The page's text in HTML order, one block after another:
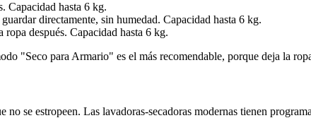
Capacidad hasta 6 kg.
directamente, sin humedad. Capacidad hasta 6 kg.
ropa después. Capacidad hasta 6 kg.
"Seco para Armario" es el más recomendable, porque deja la
se estropeen. Las lavadoras-secadoras modernas tienen